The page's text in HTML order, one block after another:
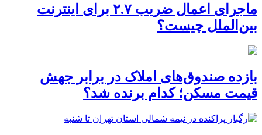
ماجرای اعمال ضریب ۲.۷ برای اینترنت
بین‌الملل چیست؟
بازده صندوق‌های املاک در برابر جهش
قیمت مسکن؛ کدام برنده شد؟